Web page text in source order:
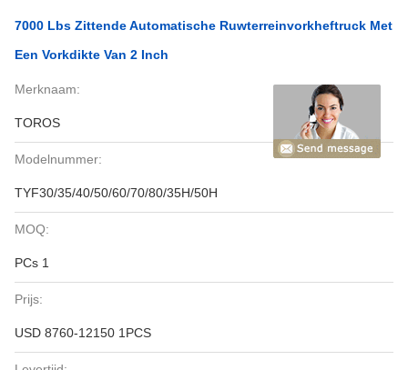
7000 Lbs Zittende Automatische Ruwterreinvorkheftruck Met
Een Vorkdikte Van 2 Inch
Merknaam:
TOROS
Modelnummer:
TYF30/35/40/50/60/70/80/35H/50H
MOQ:
PCs 1
Prijs:
USD 8760-12150 1PCS